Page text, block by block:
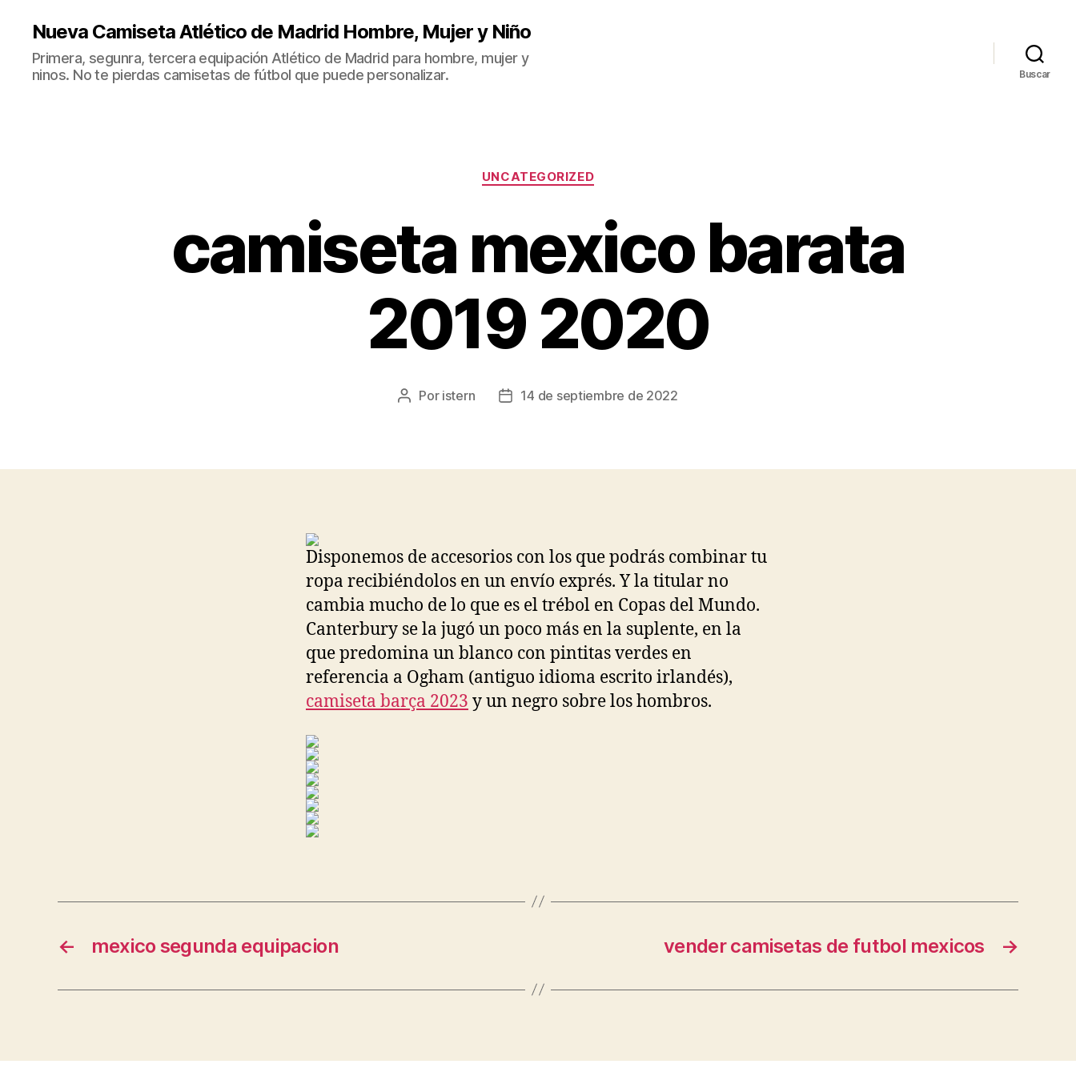
Nueva Camiseta Atlético de Madrid Hombre, Mujer y Niño
Primera, segunra, tercera equipación Atlético de Madrid para hombre, mujer y
ninos. No te pierdas camisetas de fútbol que puede personalizar.
Buscar
Categorías
UNCATEGORIZED
camiseta mexico barata
2019 2020
Autor
Por istern
Fecha14 de septiembre de 2022
Disponemos de accesorios con los que podrás combinar tu
ropa recibiéndolos en un envío exprés. Y la titular no
cambia mucho de lo que es el trébol en Copas del Mundo.
Canterbury se la jugó un poco más en la suplente, en la
que predomina un blanco con pintitas verdes en
referencia a Ogham (antiguo idioma escrito irlandés),
camiseta barça 2023 y un negro sobre los hombros.
← mexico segunda equipacion →
vender camisetas de futbol mexicos